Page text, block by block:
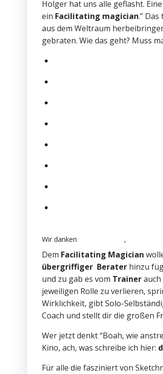
Holger hat uns alle geflasht.
ein Facilitating magician.”
aus dem Weltraum
gebraten. Wie das geht? Muss
Wir danken ,
Dem Facilitating Magician
übergriffiger Berater hinzu
und zu gab es vom Trainer
jeweiligen Rolle zu verlieren,
Wirklichkeit, gibt Solo-
Coach und stellt dir die großen
Wer jetzt denkt “Boah, wie
Kino, ach, was schreibe ich hier:
Für alle die fasziniert von